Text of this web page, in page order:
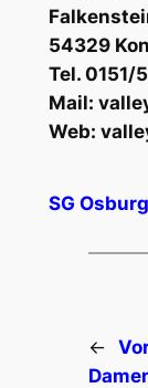
54329
Tel. 0151/
Mail:
Web:
SG Osburg
←